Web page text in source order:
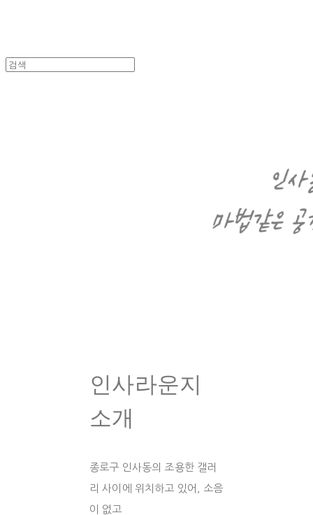
인사라운지
소개
종로구 인사동의 조용한 갤러
리 사이에 위치하고 있어, 소음
이 없고